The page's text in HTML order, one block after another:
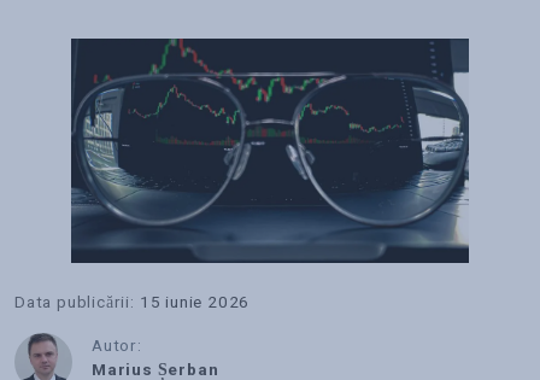
Data publicării: 15 iunie 2026
Autor:
Marius Șerban